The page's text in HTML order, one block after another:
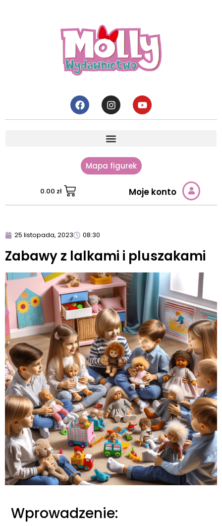
Mapa figurek
0.00 zł Moje konto
25 listopada, 2023 08:30
Zabawy z lalkami i pluszakami
Wprowadzenie: